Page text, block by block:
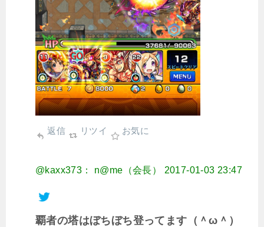
返信 リツイ お気に
@kaxx373： n@me（会長） 2017-01-03 23:47
覇者の塔はぼちぼち登ってます（＾ω＾）